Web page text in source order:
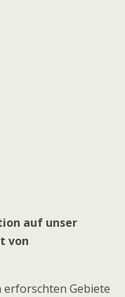
auf unser
von
Gebiete